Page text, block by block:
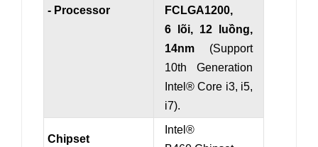
- Processor
FCLGA1200,
6 lõi, 12 luồng,
14nm (Support
10th Generation
Intel® Core i3, i5,
i7).
Chipset
Intel®